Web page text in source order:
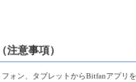
意事項）
ォン、タブレットからBitfanアプリ